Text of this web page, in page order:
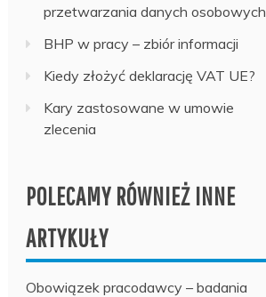
przetwarzania danych osobowych
BHP w pracy – zbiór informacji
Kiedy złożyć deklarację VAT UE?
Kary zastosowane w umowie
zlecenia
POLECAMY RÓWNIEŻ INNE
ARTYKUŁY
Obowiązek pracodawcy – badania